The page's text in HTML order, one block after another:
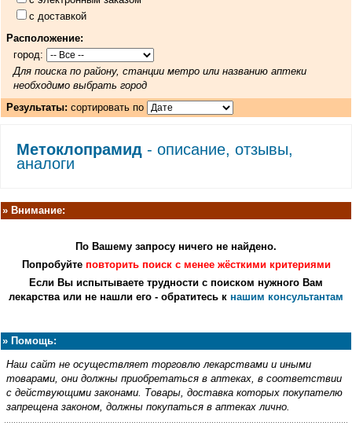
с доставкой
Расположение:
город:
Для поиска по району, станции метро или названию аптеки
необходимо выбрать город
Результаты: сортировать по
Метоклопрамид- описание, отзывы,
аналоги
» Внимание:
По Вашему запросу ничего не найдено.
Попробуйте повторить поиск с менее жёсткими критериями
Если Вы испытываете трудности с поиском нужного Вам
лекарства или не нашли его - обратитесь к нашим консультантам
» Помощь:
Наш сайт не осуществляет торговлю лекарствами и иными
товарами, они должны приобретаться в аптеках, в соответствии
с действующими законами. Товары, доставка которых покупателю
запрещена законом, должны покупаться в аптеках лично.